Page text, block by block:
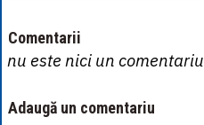
Comentarii
nu este nici un comentariu
Adaugă un comentariu